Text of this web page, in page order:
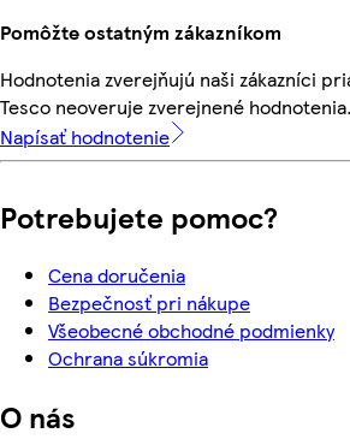
Pomôžte ostatným zákazníkom
Hodnotenia zverejňujú naši zákazníci
Tesco neoveruje zverejnené hodnotenia.
Napísať hodnotenie
Potrebujete pomoc?
Cena doručenia
Bezpečnosť pri nákupe
Všeobecné obchodné podmienky
Ochrana súkromia
O nás